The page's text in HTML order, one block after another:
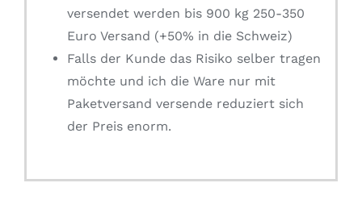
versendet werden bis 900 kg 250-350
Euro Versand (+50% in die Schweiz)
Falls der Kunde das Risiko selber tragen
möchte und ich die Ware nur mit
Paketversand versende reduziert sich
der Preis enorm.